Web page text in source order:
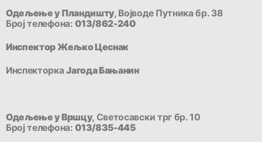
Одељење у Пландишту, Војводе Путника бр. 38
Број телефона:013/862-240
Инспектор Жељко Цеснак
ИнспекторкаЈагода Бањанин
Одељење у Вршцу, Светосавски трг бр. 10
Број телефона:013/835-445